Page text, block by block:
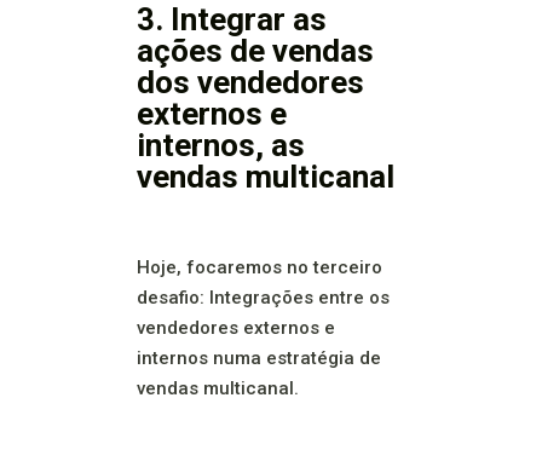
3. Integrar as
ações de vendas
dos vendedores
externos e
internos, as
vendas multicanal
Hoje, focaremos no terceiro
desafio: Integrações entre os
vendedores externos e
internos numa estratégia de
vendas multicanal.